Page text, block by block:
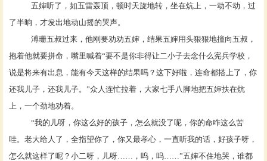
五婶听了，如五雷轰顶，顿时天旋地转，坐在炕上，一动不动，过
了半晌，才发出地动山摇的哭声。
溥珊五叔过来，他刚要劝劝五婶，结果五婶用头狠狠地撞向五叔，
抱着他就要拼命，嘴里喊着“要不是你非得让二小子去念什么宪兵学校，
说是将来有出息，能有今天这样的结果吗？这下好啦，连命都搭上了，你
还我儿子，还我儿子。”众人连忙拉着，大家七手八脚地把五婶扶在炕
上，一个劲地劝着。
“我的儿呀，你这么好的孩子，怎么就没了呢，你的命咋这么苦
哇。老大给人了，全指望你了，你又最孝心，一直听我的话，好孩子呀，
怎么就这样了呢？小二呀，儿呀
，呜，呜 ……”五婶不住地哭，谁都